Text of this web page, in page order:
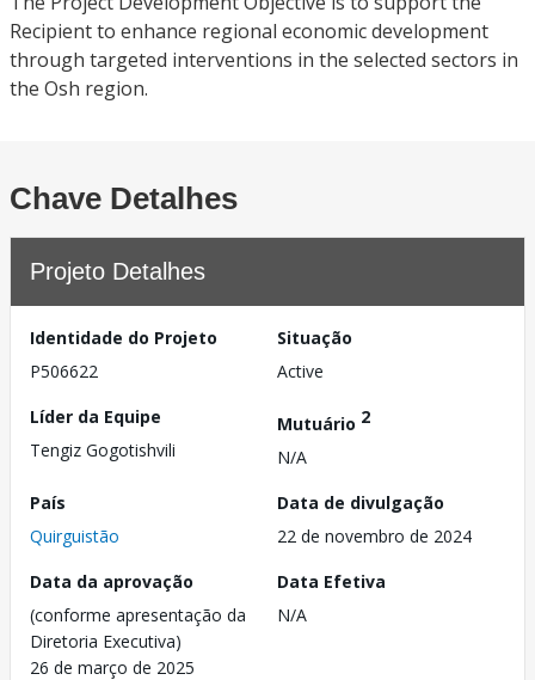
Recipient to enhance regional economic development
through targeted interventions in the selected sectors in
the Osh region.
Chave Detalhes
Projeto Detalhes
Identidade do Projeto
P506622
Situação
Active
Líder da Equipe
Tengiz Gogotishvili
Mutuário 2
N/A
País
Quirguistão
Data de divulgação
22 de novembro de 2024
Data da aprovação
(conforme apresentação da
Diretoria Executiva)
26 de março de 2025
Data Efetiva
N/A